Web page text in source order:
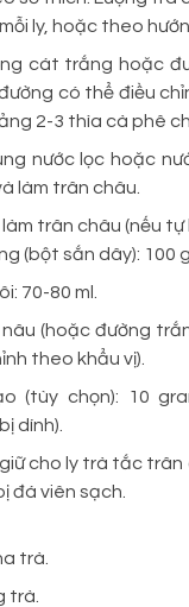
ly, hoặc theo
cát trắng hoặc
có thể điều
2-3 thìa cà phê
nước lọc hoặc
làm trân châu.
trân châu (nếu tự
(bột sắn dây): 100
70-80 ml.
(hoặc đường
theo khẩu vị).
(tùy chọn): 10
dính).
cho ly trà tắc trân
đá viên sạch.
trà.
trà.